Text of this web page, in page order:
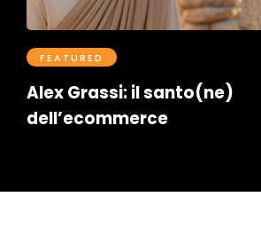
FEATURED
Alex Grassi: il santo(ne)
dell’ecommerce